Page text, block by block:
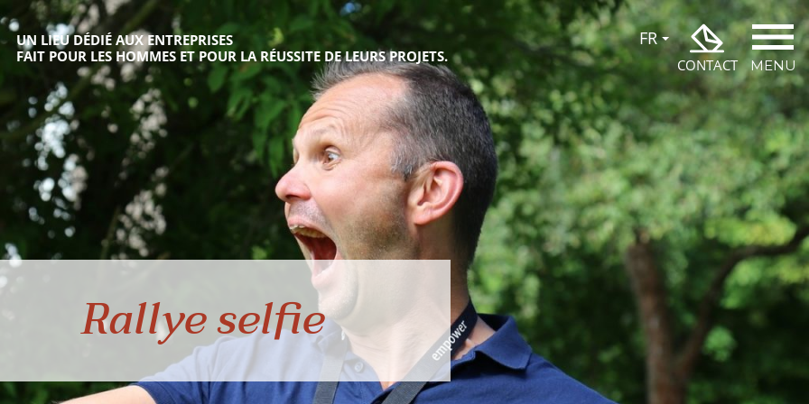
UN LIEU DÉDIÉ AUX ENTREPRISES
FAIT POUR LES HOMMES ET POUR LA RÉUSSITE DE LEURS PROJETS.
CONTACT MENU
Rallye selfie